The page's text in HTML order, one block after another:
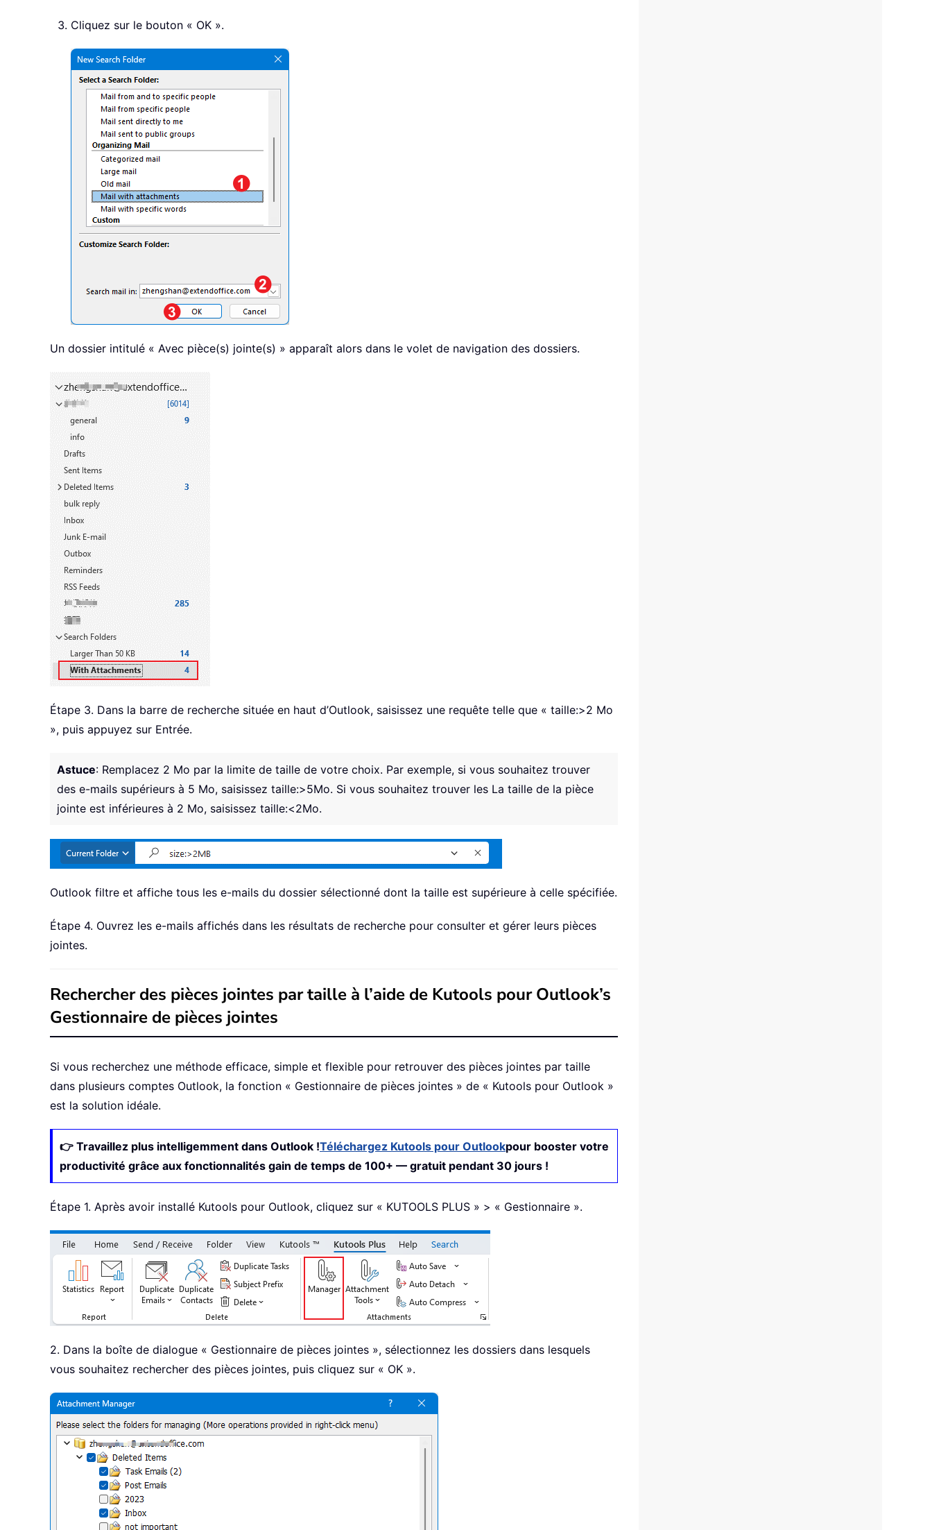
Cliquez sur le bouton « OK ».
Un dossier intitulé « Avec pièce(s) jointe(s) » apparaît alors dans le volet de navigation des dossiers.
Étape 3. Dans la barre de recherche située en haut d’Outlook, saisissez une requête telle que « taille:>2 Mo
», puis appuyez sur Entrée.
Astuce: Remplacez 2 Mo par la limite de taille de votre choix. Par exemple, si vous souhaitez trouver
des e-mails supérieurs à 5 Mo, saisissez taille:>5Mo. Si vous souhaitez trouver les La taille de la pièce
jointe est inférieures à 2 Mo, saisissez taille:<2Mo.
Outlook filtre et affiche tous les e-mails du dossier sélectionné dont la taille est supérieure à celle spécifiée.
Étape 4. Ouvrez les e-mails affichés dans les résultats de recherche pour consulter et gérer leurs pièces
jointes.
Rechercher des pièces jointes par taille à l’aide de Kutools pour Outlook’s
Gestionnaire de pièces jointes
Si vous recherchez une méthode efficace, simple et flexible pour retrouver des pièces jointes par taille
dans plusieurs comptes Outlook, la fonction « Gestionnaire de pièces jointes » de « Kutools pour Outlook »
est la solution idéale.
👉 Travaillez plus intelligemment dans Outlook !Téléchargez Kutools pour Outlookpour booster votre
productivité grâce aux fonctionnalités gain de temps de 100+ — gratuit pendant 30 jours !
Étape 1. Après avoir installé Kutools pour Outlook, cliquez sur « KUTOOLS PLUS » > « Gestionnaire ».
2. Dans la boîte de dialogue « Gestionnaire de pièces jointes », sélectionnez les dossiers dans lesquels
vous souhaitez rechercher des pièces jointes, puis cliquez sur « OK ».